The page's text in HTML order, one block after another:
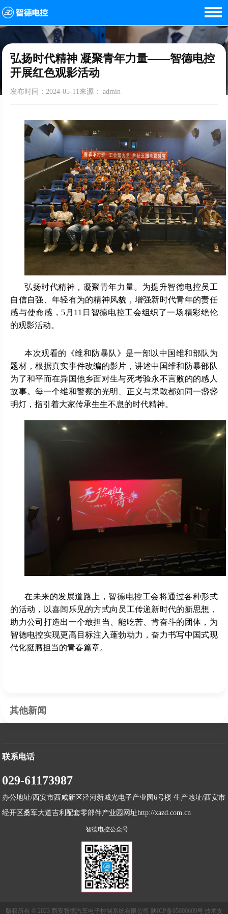
弘扬时代精神 凝聚青年力量——智德电控开展红色观影活动
弘扬时代精神 凝聚青年力量——智德电控
开展红色观影活动
发布时间：2024-05-11来源： admin
弘扬时代精神，凝聚青年力量。为提升智德电控员工
自信自强、年轻有为的精神风貌，增强新时代青年的责任
感与使命感，5月11日智德电控工会组织了一场精彩绝伦
的观影活动。
本次观看的《维和防暴队》是一部以中国维和部队为
题材，根据真实事件改编的影片，讲述中国维和防暴部队
为了和平而在异国他乡面对生与死考验永不言败的的感人
故事。每一个维和警察的光明、正义与果敢都如同一盏盏
明灯，指引着大家传承生生不息的时代精神。
在未来的发展道路上，智德电控工会将通过各种形式
的活动，以喜闻乐见的方式向员工传递新时代的新思想，
助力公司打造出一个敢担当、能吃苦、肯奋斗的团体，为
智德电控实现更高目标注入蓬勃动力，奋力书写中国式现
代化挺膺担当的青春篇章。
其他新闻
联系电话
029-61173987
办公地址/西安市西咸新区泾河新城光电子产业园6号楼 生产地址/西安市
经开区桑军大道吉利配套零部件产业园网址http://xazd.com.cn
智德电控公众号
版权所有 © 2023 西安智德汽车电子控制系统有限公司 陕ICP备05000609号 技术支